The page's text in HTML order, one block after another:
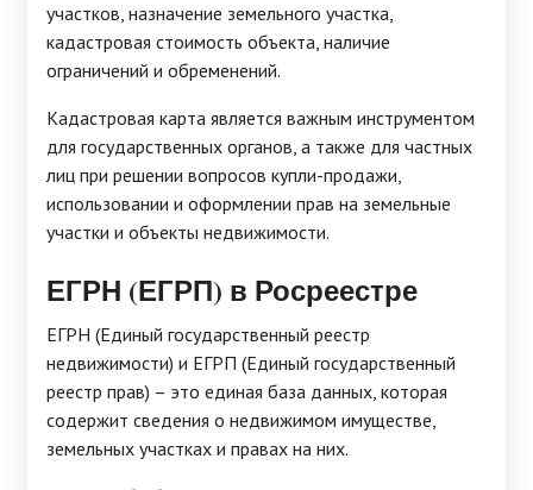
участков, назначение земельного участка,
кадастровая стоимость объекта, наличие
ограничений и обременений.
Кадастровая карта является важным инструментом
для государственных органов, а также для частных
лиц при решении вопросов купли-продажи,
использовании и оформлении прав на земельные
участки и объекты недвижимости.
ЕГРН (ЕГРП) в Росреестре
ЕГРН (Единый государственный реестр
недвижимости) и ЕГРП (Единый государственный
реестр прав) – это единая база данных, которая
содержит сведения о недвижимом имуществе,
земельных участках и правах на них.